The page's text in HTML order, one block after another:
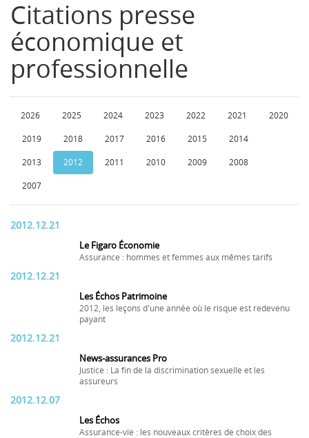
Citations presse
économique et
professionnelle
2026 2025 2024 2023 2022 2021 2020
2019 2018 2017 2016 2015 2014
2013 2012 2011 2010 2009 2008
2007
2012.12.21
Le Figaro Économie
Assurance : hommes et femmes aux mêmes tarifs
2012.12.21
Les Échos Patrimoine
2012, les leçons d'une année où le risque est redevenu
payant
2012.12.21
News-assurances Pro
Justice : La fin de la discrimination sexuelle et les
assureurs
2012.12.07
Les Échos
Assurance-vie : les nouveaux critères de choix des